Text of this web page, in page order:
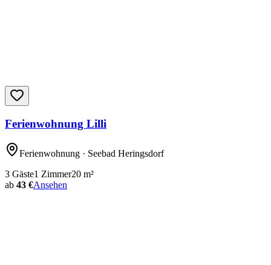
Ferienwohnung Lilli
Ferienwohnung · Seebad Heringsdorf
3 Gäste1 Zimmer20 m²
ab 43 €Ansehen